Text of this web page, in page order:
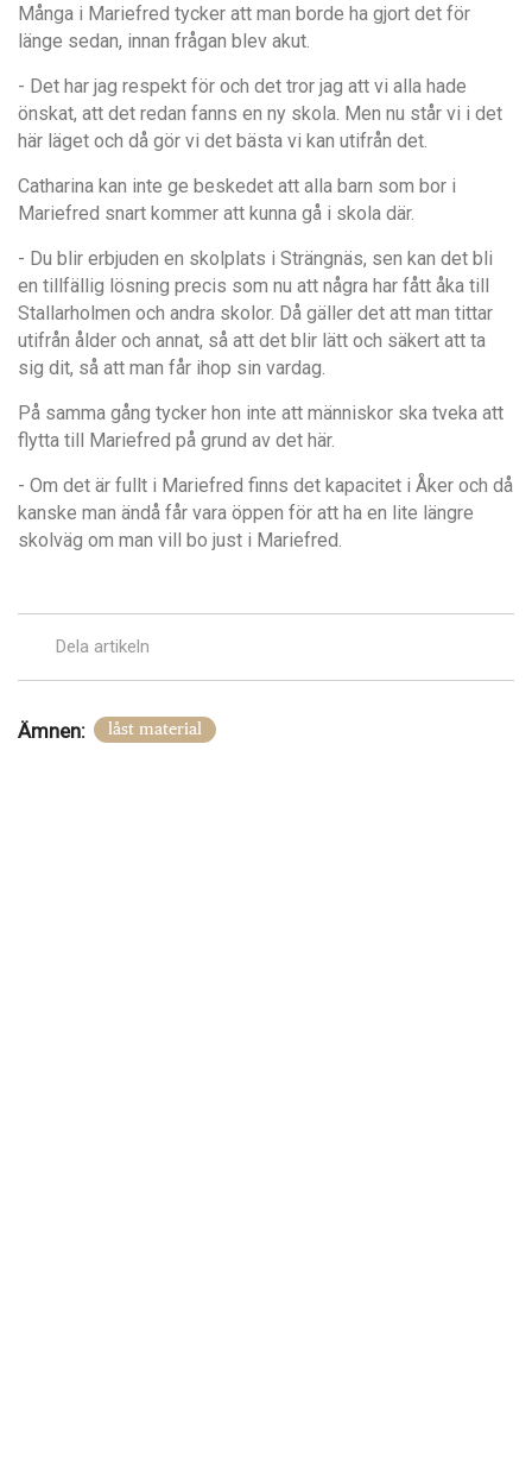
Många i Mariefred tycker att man borde ha gjort det för
länge sedan, innan frågan blev akut.
- Det har jag respekt för och det tror jag att vi alla hade
önskat, att det redan fanns en ny skola. Men nu står vi i det
här läget och då gör vi det bästa vi kan utifrån det.
Catharina kan inte ge beskedet att alla barn som bor i
Mariefred snart kommer att kunna gå i skola där.
- Du blir erbjuden en skolplats i Strängnäs, sen kan det bli
en tillfällig lösning precis som nu att några har fått åka till
Stallarholmen och andra skolor. Då gäller det att man tittar
utifrån ålder och annat, så att det blir lätt och säkert att ta
sig dit, så att man får ihop sin vardag.
På samma gång tycker hon inte att människor ska tveka att
flytta till Mariefred på grund av det här.
- Om det är fullt i Mariefred finns det kapacitet i Åker och då
kanske man ändå får vara öppen för att ha en lite längre
skolväg om man vill bo just i Mariefred.
Dela artikeln
Ämnen: låst material